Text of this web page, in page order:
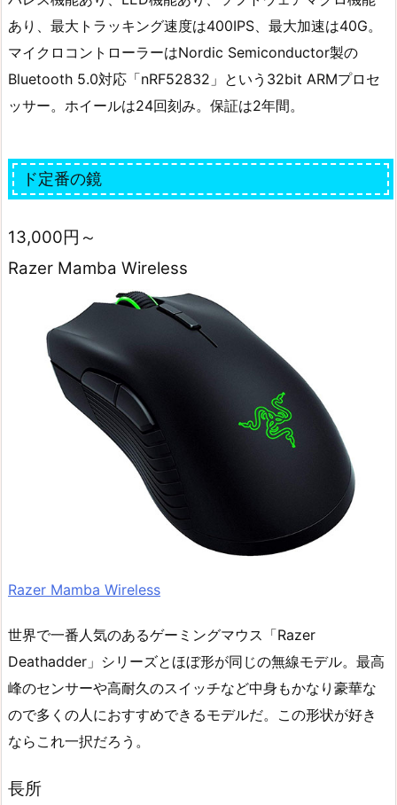
あり、最大トラッキング速度は400IPS、最大加速は40G。
マイクロコントローラーはNordic Semiconductor製の
Bluetooth 5.0対応「nRF52832」という32bit ARMプロセ
ッサー。ホイールは24回刻み。保証は2年間。
ド定番の鏡
13,000円～
Razer Mamba Wireless
Razer Mamba Wireless
世界で一番人気のあるゲーミングマウス「Razer
Deathadder」シリーズとほぼ形が同じの無線モデル。最高
峰のセンサーや高耐久のスイッチなど中身もかなり豪華な
ので多くの人におすすめできるモデルだ。この形状が好き
ならこれ一択だろう。
長所